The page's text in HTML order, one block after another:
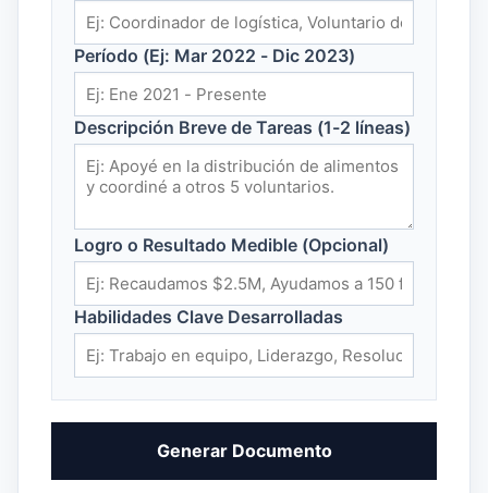
Período (Ej: Mar 2022 - Dic 2023)
Descripción Breve de Tareas (1-2 líneas)
Logro o Resultado Medible (Opcional)
Habilidades Clave Desarrolladas
Generar Documento